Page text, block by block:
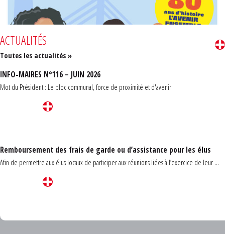
ACTUALITÉS
Toutes les actualités »
INFO-MAIRES N°116 – JUIN 2026
Mot du Président : Le bloc communal, force de proximité et d'avenir
Remboursement des frais de garde ou d’assistance pour les élus
Afin de permettre aux élus locaux de participer aux réunions liées à l’exercice de leur ...